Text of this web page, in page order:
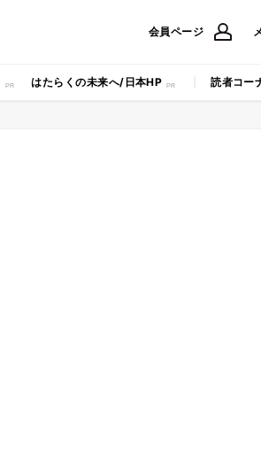
会員ページ
はたらくの未来へ/日本HP 読者コー